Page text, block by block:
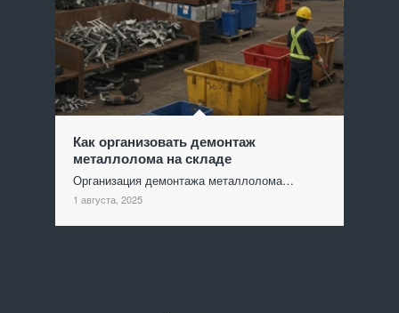
Как организовать демонтаж
металлолома на складе
Организация демонтажа металлолома…
1 августа, 2025